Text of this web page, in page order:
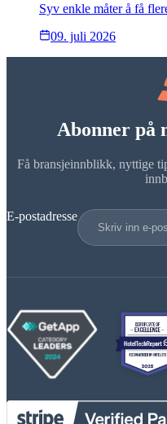
Syv enkle måter å få
09. juli 2026
Abonner på
Få bransjeinnblikk, nyttige
E-postadresse